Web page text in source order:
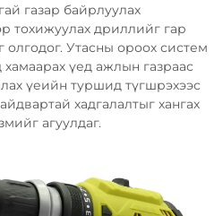
газар байрлуулах
тохижуулах дриллийг гар
Утасны ороох систем
хамаарах үед ажлын газраас
үеийн туршид түгшрэхээс
хадгалалтыг хангах
агуулдаг.